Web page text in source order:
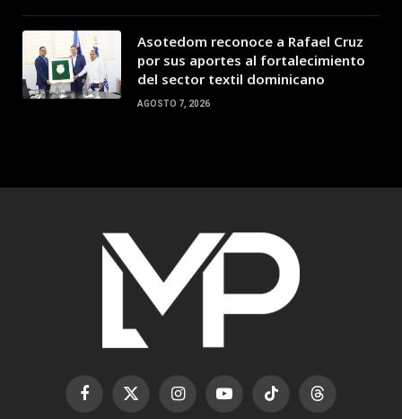
Asotedom reconoce a Rafael Cruz
por sus aportes al fortalecimiento
del sector textil dominicano
AGOSTO 7, 2026
Facebook
X
InstagramYouTubeTikTok Threads